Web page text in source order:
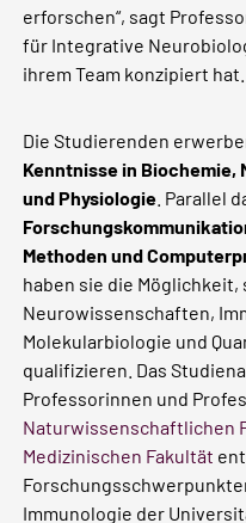
erforschen“, sagt
für Integrative
ihrem Team konzipiert hat.
Die Studierenden
Kenntnisse in
und Physiologie . Parallel
Methoden und
haben sie die
Neurowissenschaften,
Molekularbiologie und
qualifizieren. Das
Professorinnen und
Naturwissenschaftlichen
Medizinischen Fakultät
Immunologie der